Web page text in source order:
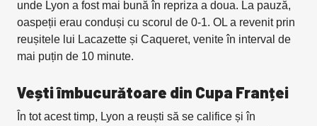
unde Lyon a fost mai bună în repriza a doua. La pauză,
oaspeții erau conduși cu scorul de 0-1. OL a revenit prin
reușitele lui Lacazette și Caqueret, venite în interval de
mai puțin de 10 minute.
Vești îmbucurătoare din Cupa Franței
În tot acest timp, Lyon a reuști să se califice și în